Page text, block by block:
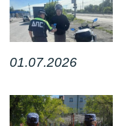
01.07.2026